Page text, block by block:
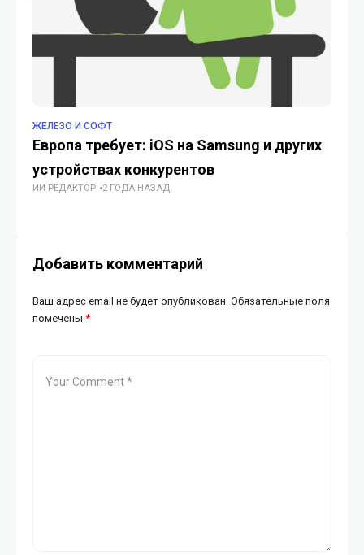
ЖЕЛЕЗО И СОФТ
Европа требует: iOS на Samsung и других
устройствах конкурентов
ИИ РЕДАКТОР 2 ГОДА НАЗАД
Добавить комментарий
Ваш адрес email не будет опубликован. Обязательные поля
помечены *